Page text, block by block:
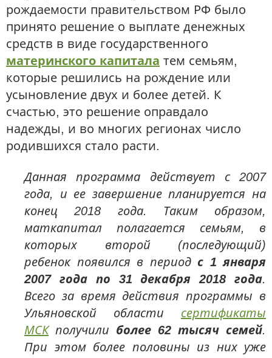
рождаемости правительством РФ было
принято решение о выплате денежных
средств в виде государственного
материнского капитала тем семьям,
которые решились на рождение или
усыновление двух и более детей. К
счастью, это решение оправдало
надежды, и во многих регионах число
родившихся стало расти.
Данная программа действует с 2007
года, и ее завершение планируется на
конец 2018 года. Таким образом,
маткапитал полагается семьям, в
которых второй (последующий)
ребенок появился в период с 1 января
2007 года по 31 декабря 2018 года.
Всего за время действия программы в
Ульяновской области сертификаты
МСКполучили более 62 тысяч семей.
При этом более половины из них уже